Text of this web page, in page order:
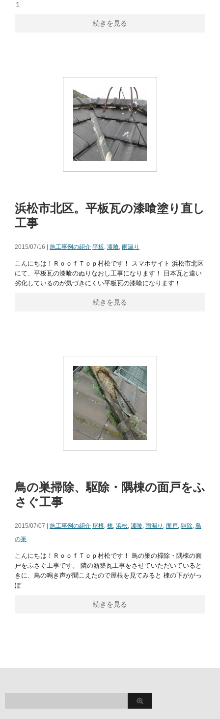
１
続きを見る
浜松市北区。平板瓦の漆喰塗り直し
工事
2015/07/16 | 施工事例の紹介 平板, 漆喰, 雨漏り
こんにちは！ＲｏｏｆＴｏｐ村松です！ スマホサイト 浜松市北区
にて、平板瓦の漆喰のぬりなおし工事になります！ 日本瓦と違い
劣化しているのが気づきにくい平板瓦の漆喰になります！
続きを見る
鳥の巣掃除、駆除・隅棟の面戸をふ
さぐ工事
2015/07/07 | 施工事例の紹介 屋根, 棟, 浜松, 漆喰, 雨漏り , 面戸,駆除, 鳥
の巣
こんにちは！ＲｏｏｆＴｏｐ村松です！ 鳥の巣の掃除・隅棟の面
戸をふさぐ工事です。 隣の新築瓦工事をさせていただいていると
きに、鳥の鳴き声が聞こえたので屋根を見てみると 棟の下ががっ
ぽ
続きを見る